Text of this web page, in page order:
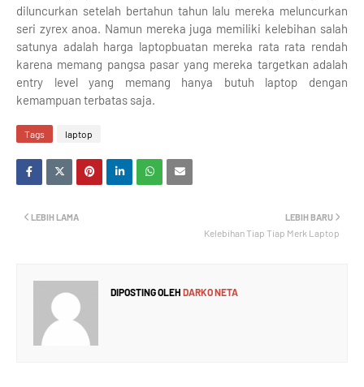
diluncurkan setelah bertahun tahun lalu mereka meluncurkan
seri zyrex anoa. Namun mereka juga memiliki kelebihan salah
satunya adalah harga laptopbuatan mereka rata rata rendah
karena memang pangsa pasar yang mereka targetkan adalah
entry level yang memang hanya butuh laptop dengan
kemampuan terbatas saja.
Tags laptop
LEBIH BARU
Kelebihan Tiap Tiap Merk Laptop
LEBIH LAMA
DIPOSTING OLEH DARKO NETA